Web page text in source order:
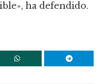
ha defendido.